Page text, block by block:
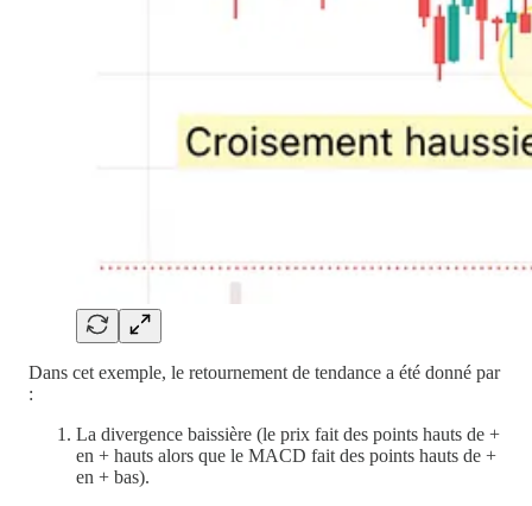
Dans cet exemple, le retournement de tendance a été donné par
:
La divergence baissière (le prix fait des points hauts de +
en + hauts alors que le MACD fait des points hauts de +
en + bas).